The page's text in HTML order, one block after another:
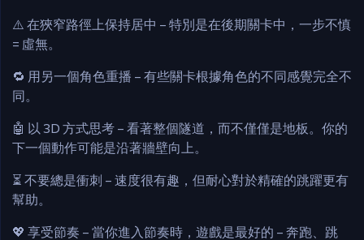
⚠️ 在狹窄路徑上保持居中 – 特別是在後期關卡中，一步不慎
= 虛無。
🔁 用另一個角色重播 – 有些關卡根據角色的不同感覺完全不
同。
🤖 以 3D 方式思考 – 看著整個隧道，而不僅僅是地板。你的
下一個動作可能是沿著牆壁向上。
⏳ 不要總是衝刺 – 速度很有趣，但耐心對於精確的跳躍更有
幫助。
💖 享受節奏 – 當你進入節奏時，遊戲是最好的 – 奔跑、跳